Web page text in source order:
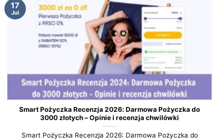
Smart Pożyczka Recenzja 2026: Darmowa Pożyczka do
3000 złotych – Opinie i recenzja chwilówki
Smart Pożyczka Recenzja 2026: Darmowa Pożyczka do
17
Jul